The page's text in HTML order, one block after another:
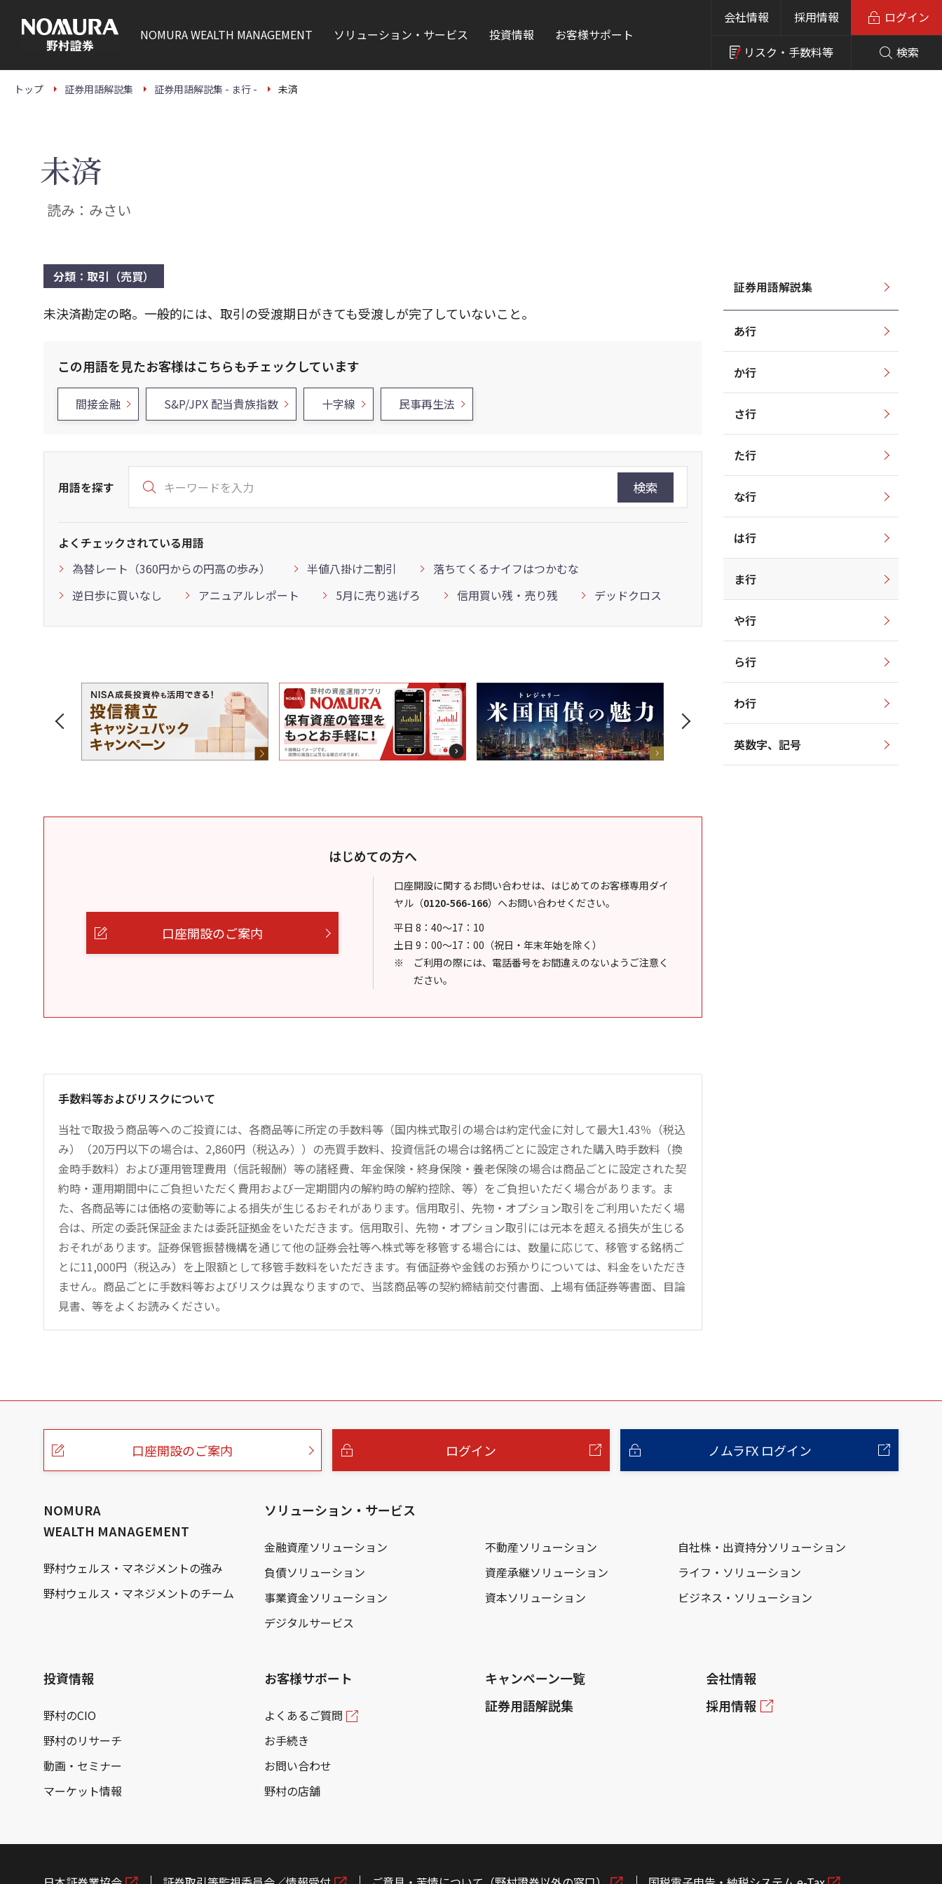
本
NOMURAWEALTH MANAGEMENT ソリューション・サービス 投資情報 お客様サポート
会社情報 採用情報
リスク・ 手数料等 検索
ログイン
トップ 証券用語解説集 証券用語解説集 - ま行 - 未済
未済
読み：みさい
分類：取引（売買）
未決済勘定の略。一般的には、取引の受渡期日がきても受渡しが完了していないこと。
この用語を見たお客様はこちらもチェックしています
間接金融 S&P/JPX 配当貴族指数 十字線 民事再生法
用語を探す 検索
よくチェックされている用語
為替レート（360円からの円高の歩み）
半値八掛け二割引
落ちてくるナイフはつかむな
逆日歩に買いなし
アニュアルレポート 5月に売り逃げろ 信用買い残・売り残 デッドクロス
はじめての方へ
口座開設のご案内
口座開設に関するお問い合わせは、はじめてのお客様専用ダイ
ヤル （0120-566-166） へお問い合わせください。
平日 8：40～17：10
土日 9：00～17：00（祝日・年末年始を除く）
ご利用の際には、電話番号をお間違えのないようご注意く
ださい。
手数料等およびリスクについて
当社で取扱う商品等へのご投資には、各商品等に所定の手数料等（国内株式取引の場合は約定代金に対して最大1.43％（税込
み）（20万円以下の場合は、2,860円（税込み））の売買手数料、投資信託の場合は銘柄ごとに設定された購入時手数料（換
金時手数料）および運用管理費用（信託報酬）等の諸経費、年金保険・終身保険・養老保険の場合は商品ごとに設定された契
約時・運用期間中にご負担いただく費用および一定期間内の解約時の解約控除、等）をご負担いただく場合があります。ま
た、各商品等には価格の変動等による損失が生じるおそれがあります。信用取引、先物・オプション取引をご利用いただく場
合は、所定の委託保証金または委託証拠金をいただきます。信用取引、先物・オプション取引には元本を超える損失が生じる
おそれがあります。証券保管振替機構を通じて他の証券会社等へ株式等を移管する場合には、数量に応じて、移管する銘柄ご
とに11,000円（税込み）を上限額として移管手数料をいただきます。有価証券や金銭のお預かりについては、料金をいただき
ません。商品ごとに手数料等およびリスクは異なりますので、当該商品等の契約締結前交付書面、上場有価証券等書面、目論
見書、等をよくお読みください。
証券用語解説集
あ行
か行
さ行
た行
な行
は行
ま行
や行
ら行
わ行
英数字、記号
こ
口座開設のご案内 ログイン ノムラFX ログイン
NOMURA
WEALTH MANAGEMENT
野村ウェルス・マネジメントの強み
野村ウェルス・マネジメントのチーム
ソリューション・サービス
金融資産ソリューション 不動産ソリューション
自社株・出資持分ソリューション
負債ソリューション
資産承継ソリューション
ライフ・ソリューション
事業資金ソリューション
資本ソリューション
ビジネス・ソリューション
デジタルサービス
投資情報
野村のCIO
野村のリサーチ
動画・セミナー
マーケット情報
お客様サポート
よくあるご質問
お手続き
お問い合わせ
野村の店舗
キャンペーン一覧
証券用語解説集
会社情報
採用情報